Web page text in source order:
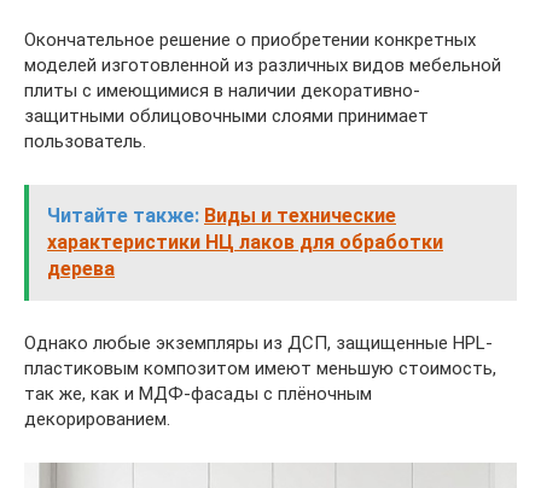
Окончательное решение о приобретении конкретных
моделей изготовленной из различных видов мебельной
плиты с имеющимися в наличии декоративно-
защитными облицовочными слоями принимает
пользователь.
Читайте также: Виды и технические
характеристики НЦ лаков для обработки
дерева
Однако любые экземпляры из ДСП, защищенные HPL-
пластиковым композитом имеют меньшую стоимость,
так же, как и МДФ-фасады с плёночным
декорированием.